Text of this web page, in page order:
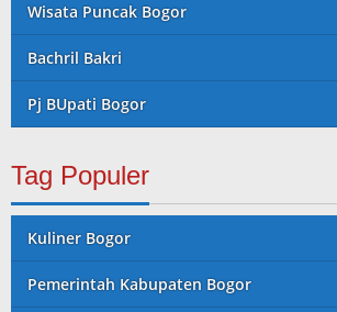
Wisata Puncak Bogor
Bachril Bakri
Pj BUpati Bogor
Tag Populer
Kuliner Bogor
Pemerintah Kabupaten Bogor